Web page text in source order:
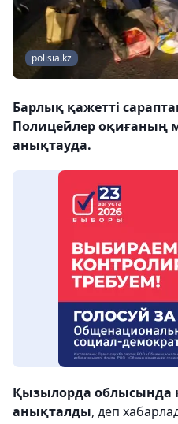
polisia.kz
Барлық қажетті
Полицейлер оқиғаның
анықтауда.
Қызылорда облысында
анықталды, деп